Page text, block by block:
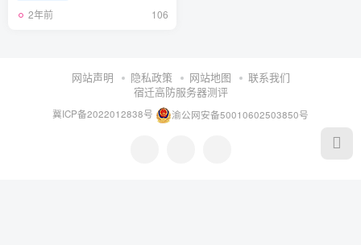
2年前 106
网站声明 隐私政策 网站地图
联系我们
宿迁高防服务器测评
冀ICP备2022012838号 渝公网安备50010602503850号